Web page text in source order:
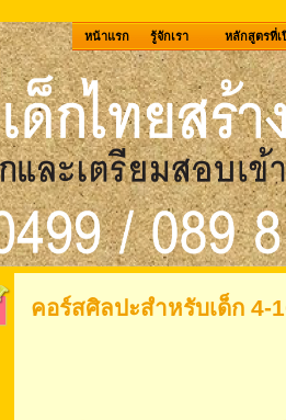
หน้าแรก รู้จักเรา หลักสูตรที่
คอร์สศิลปะสำหรับเด็ก 4-